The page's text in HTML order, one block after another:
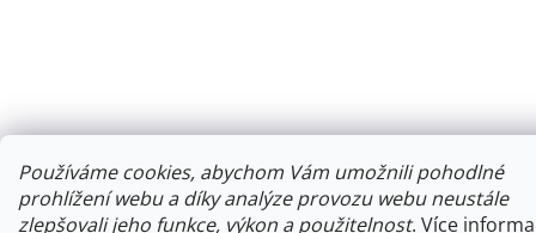
Používáme cookies, abychom Vám umožnili pohodlné
prohlížení webu a díky analýze provozu webu neustále
zlepšovali jeho funkce, výkon a použitelnost. Více